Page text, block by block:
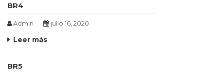
BR4
Admin julio 16, 2020
Leer más
BR5